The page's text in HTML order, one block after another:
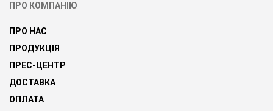
ПРО КОМПАНІЮ
ПРО НАС
ПРОДУКЦІЯ
ПРЕС-ЦЕНТР
ДОСТАВКА
ОПЛАТА